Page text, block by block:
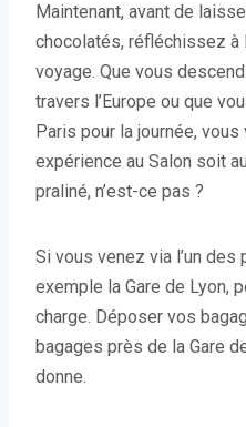
Maintenant, avant de
chocolatés, réfléchissez à
voyage. Que vous
travers l’Europe ou que
Paris pour la journée,
expérience au Salon soit
praliné, n’est-ce pas ?
Si vous venez via l’un
exemple la Gare de Lyon,
charge. Déposer vos
bagages près de la Gare
donne.